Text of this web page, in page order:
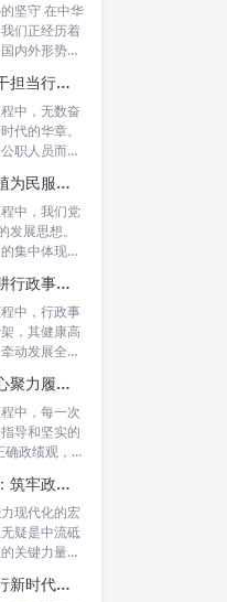
坚守 在中华
们正经历着
内外形势复
涵养为民政绩观，实干担当行稳致远：新时代公仆的价值坐标与实践航向
中，无数奋
代的华章。
职人员而
践行正确政绩观，厚植为民服务根基：迈向高质量发展的根本遵循
中，我们党
发展思想。
集中体现，
校准政绩观航向，深耕行政事业本职：新时代高质量发展的双重 imperative
中，行政事
，其健康高
动发展全
树立正确政绩观，凝心聚力履职尽责：新时代下的治理智慧与实践路径
中，每一次
导和坚实的
政绩观，凝
思想之舵，行为之本：筑牢政绩观根基，永葆公职人员本色
现代化的宏
疑是中流砥
关键力量。
悟透政绩观内涵，践行新时代使命：书写高质量发展的时代答卷